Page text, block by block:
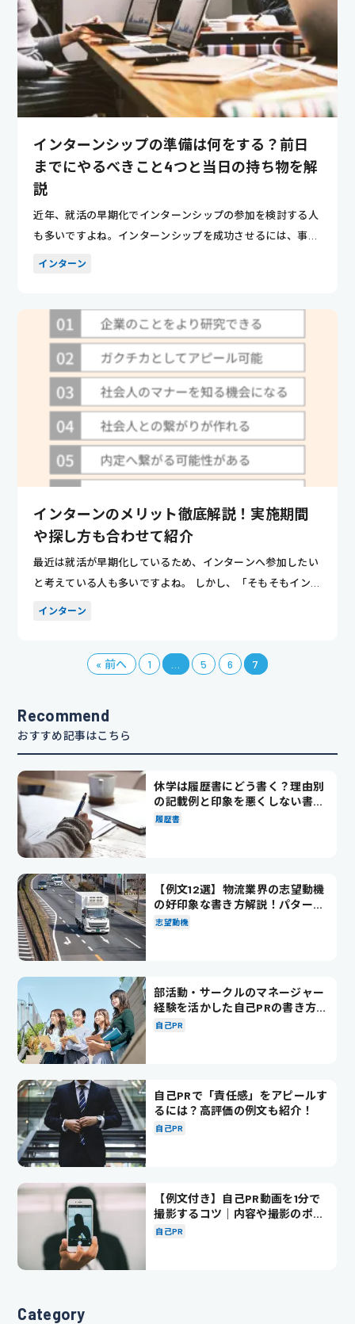
インターンシップの準備は何をする？前日
までにやるべきこと4つと当日の持ち物を解
説
近年、就活の早期化でインターンシップの参加を検討する人
も多いですよね。インターンシップを成功させるには、事前
インターン
インターンのメリット徹底解説！実施期間
や探し方も合わせて紹介
最近は就活が早期化しているため、インターンへ参加したい
と考えている人も多いですよね。 しかし、「そもそもインタ
インターン
« 前へ 1 5 6 7
Recommend
おすすめ記事はこちら
休学は履歴書にどう書く？理由別
の記載例と印象を悪くしない書き
方を解説
履歴書
【例文12選】物流業界の志望動機
の好印象な書き方解説！パターン
別の例文も紹介
志望動機
部活動・サークルのマネージャー
経験を活かした自己PRの書き方を
徹底解説！
自己PR
自己PRで「責任感」をアピールす
るには？高評価の例文も紹介！
自己PR
【例文付き】自己PR動画を1分で
撮影するコツ｜内容や撮影のポイ
ントも解説
自己PR
Category